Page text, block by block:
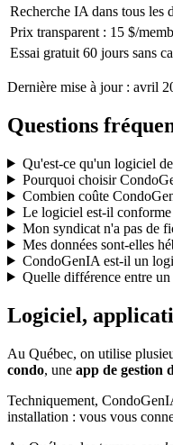
Recherche IA dans tous les
Prix transparent : 15 $/
Essai gratuit 60 jours sans
Dernière mise à jour : avril
Questions
Qu'est-ce qu'un logiciel
Pourquoi choisir
Combien coûte
Le logiciel est-il
Mon syndicat n'a pas de
Mes données sont-elles
CondoGenIA est-il un
Quelle différence entre
Logiciel,
Au Québec, on utilise
condo, une app de gestion
Techniquement,
installation : vous vous